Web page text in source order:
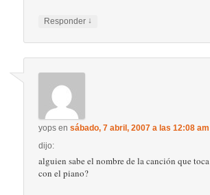
Responder ↓
yops ensábado, 7 abril, 2007 a las 12:08 am
dijo:
alguien sabe el nombre de la canción que toca
con el piano?